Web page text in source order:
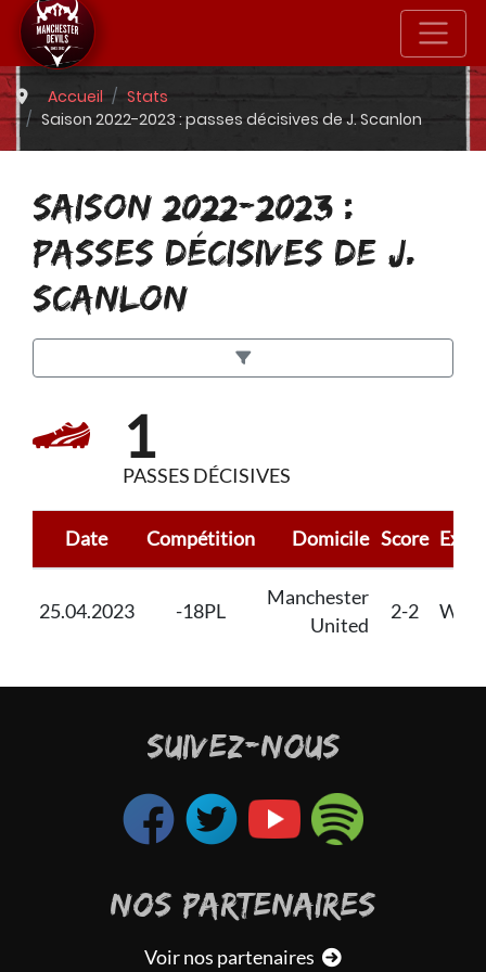
Accueil
Stats
Saison 2022-2023 : passes décisives de J. Scanlon
SAISON 2022-2023 :
PASSES DÉCISIVES DE J.
SCANLON
1
PASSES DÉCISIVES
Date Compétition Domicile Score
25.04.2023 -18PL
Manchester
United
2-2
SUIVEZ-NOUS
NOS PARTENAIRES
Voir nos partenaires